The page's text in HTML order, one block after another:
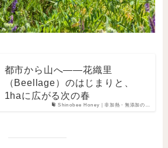
Shinobee Honey｜非加熱・無添加の…
都市から山へ——花織里
（Beellage）のはじまりと、
1haに広がる次の春